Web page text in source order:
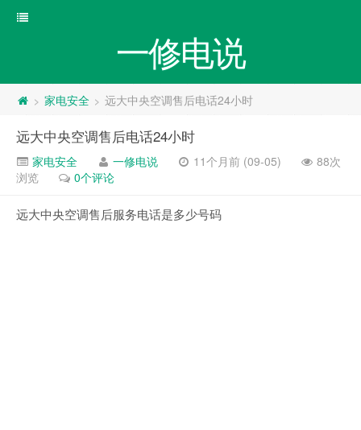
一修电说
> 家电安全 > 远大中央空调售后电话24小时
远大中央空调售后电话24小时
家电安全 一修电说 11个月前 (09-05)
88次
浏览
0个评论
远大中央空调售后服务电话是多少号码